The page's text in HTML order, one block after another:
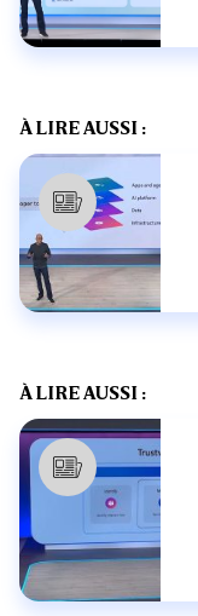
À LIRE AUSSI :
À LIRE AUSSI :